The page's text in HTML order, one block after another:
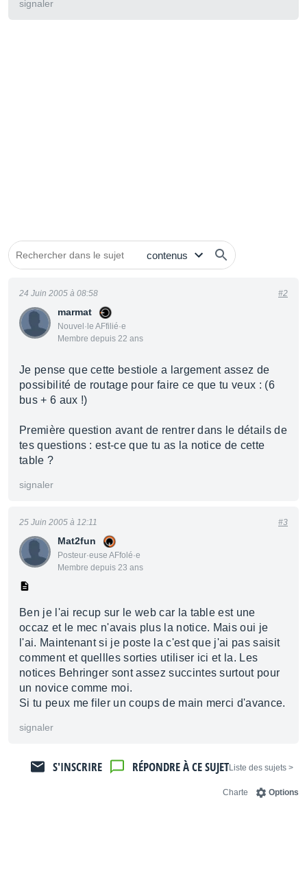
signaler
marmat
Nouvel·le AFfilié·e
Membre depuis 22 ans
24 Juin 2005 à 08:58 #2
Je pense que cette bestiole a largement assez de
possibilité de routage pour faire ce que tu veux : (6
bus + 6 aux !)
Première question avant de rentrer dans le détails de
tes questions : est-ce que tu as la notice de cette
table ?
signaler
Mat2fun
Posteur·euse AFfolé·e
Membre depuis 23 ans
25 Juin 2005 à 12:11 #3
Ben je l'ai recup sur le web car la table est une
occaz et le mec n'avais plus la notice. Mais oui je
l'ai. Maintenant si je poste la c'est que j'ai pas saisit
comment et quellles sorties utiliser ici et la. Les
notices Behringer sont assez succintes surtout pour
un novice comme moi.
Si tu peux me filer un coups de main merci d'avance.
signaler
< Liste des sujets
RÉPONDRE À CE SUJET
S'INSCRIRE
Options
Charte